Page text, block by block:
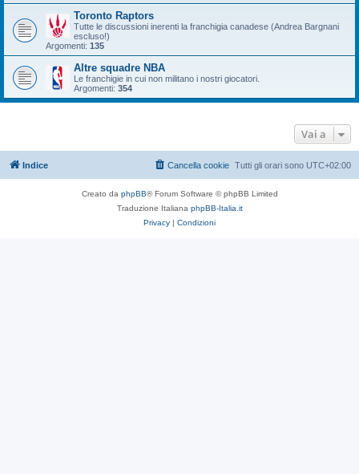
Toronto Raptors
Tutte le discussioni inerenti la franchigia canadese (Andrea Bargnani
escluso!)
Argomenti: 135
Altre squadre NBA
Le franchigie in cui non militano i nostri giocatori.
Argomenti: 354
Vai a
Indice Tutti gli orari sono UTC+02:00
Cancella cookie
Creato da phpBB® Forum Software © phpBB Limited
Traduzione Italiana phpBB-Italia.it
Privacy | Condizioni